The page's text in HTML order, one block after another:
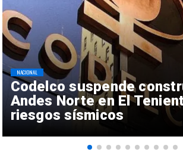
Codelco suspende
Andes Norte en El
riesgos sísmicos
NACIONAL